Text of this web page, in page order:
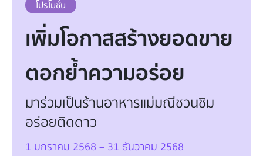
โปรโมชั่น
เพิ่มโอกาสสร้างยอดขาย
ตอกย้ำความอร่อย
มาร่วมเป็นร้านอาหารแม่มณีชวนชิม
อร่อยติดดาว
1 มกราคม 2568 – 31 ธันวาคม 2568